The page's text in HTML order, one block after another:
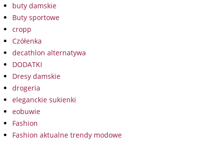
buty damskie
Buty sportowe
cropp
Czółenka
decathlon alternatywa
DODATKI
Dresy damskie
drogeria
eleganckie sukienki
eobuwie
Fashion
Fashion aktualne trendy modowe